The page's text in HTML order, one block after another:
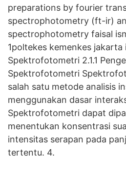
preparations by fourier
spectrophotometry (ft-ir)
spectrophotometry faisal
1poltekes kemenkes jakarta
Spektrofotometri 2.1.1
Spektrofotometri
salah satu metode analisis
menggunakan dasar
Spektrofotometri dapat
menentukan konsentrasi
intensitas serapan pada
tertentu. 4.